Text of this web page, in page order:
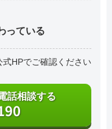
っている
式HPでご確認ください
話相談する